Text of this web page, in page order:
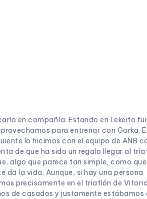
en compañía. Estando en Lekeito
para entrenar con Gorka.
lo hicimos con el equipo de ANB
de que ha sido un regalo llegar al
algo que parece tan simple, como
la vida. Aunque, si hay una persona
precisamente en el triatlón de
de casados y justamente estábamos